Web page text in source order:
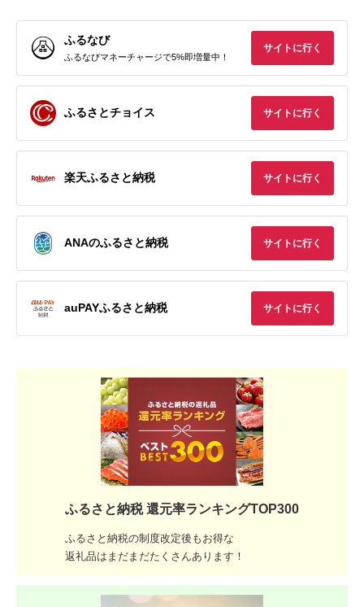
ふるなび
ふるなびマネーチャージで5%即増量中！
サイトに行く
ふるさとチョイス サイトに行く
楽天ふるさと納税 サイトに行く
ANAのふるさと納税 サイトに行く
auPAYふるさと納税 サイトに行く
ふるさと納税 還元率ランキングTOP300
ふるさと納税の制度改定後もお得な
返礼品はまだまだたくさんあります！